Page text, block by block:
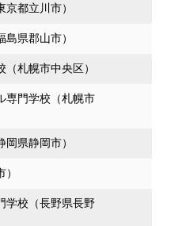
都立川市）
県郡山市）
札幌市中央区）
専門学校（札幌市
県静岡市）
学校（長野県長野